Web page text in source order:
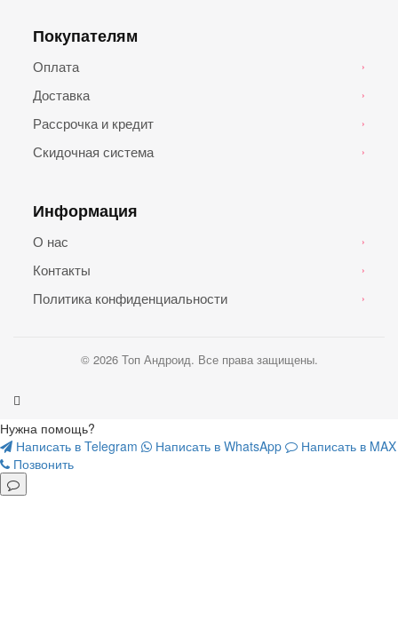
Покупателям
Оплата ›
Доставка ›
Рассрочка и кредит ›
Скидочная система ›
Информация
О нас ›
Контакты ›
Политика конфиденциальности ›
© 2026 Топ Андроид. Все права защищены.
Нужна помощь?
Написать в Telegram
Написать в WhatsApp
Написать в MAX
Позвонить